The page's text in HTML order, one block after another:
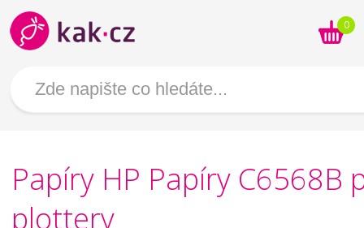
0
Papíry HP Papíry C6568B
plottery